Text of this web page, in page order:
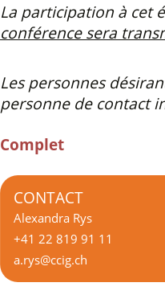
La participation à cet
conférence sera
Les personnes
personne de contact
Complet
CONTACT
Alexandra Rys
+41 22 819 91 11
a.rys@ccig.ch